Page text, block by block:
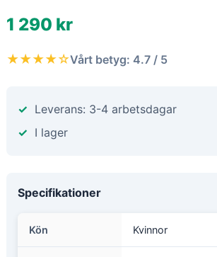
1 290 kr
★★★★☆Vårt betyg: 4.7 / 5
Leverans: 3-4 arbetsdagar
I lager
Specifikationer
Kön Kvinnor